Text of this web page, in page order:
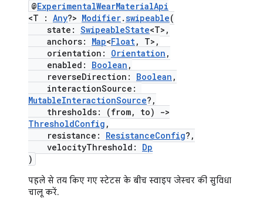
@ExperimentalWearMaterialApi
<T : Any?> Modifier.swipeable(
state: SwipeableState<T>,
anchors: Map<Float, T>,
orientation: Orientation ,
enabled: Boolean ,
reverseDirection: Boolean ,
interactionSource:
MutableInteractionSource?,
thresholds: (from, to)
->
ThresholdConfig ,
resistance: ResistanceConfig?,
velocityThreshold: Dp
)
पहले से तय किए गए स्टेटस के बीच स्वाइप जेस्चर की सुविधा
चालू करें.